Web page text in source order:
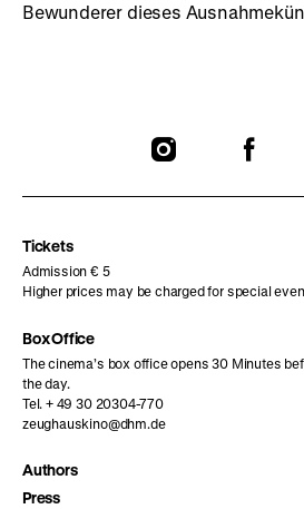
Bewunderer dieses
To
To
Tickets
Admission € 5
Higher prices may be charged for special
Box Office
The cinema’s box office opens 30 Minutes
the day.
Tel. + 49 30 20304-770
zeughauskino@dhm.de
Authors
Press